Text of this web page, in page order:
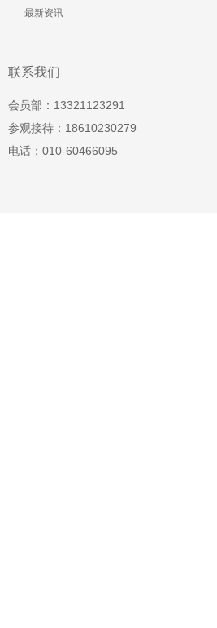
最新资讯
联系我们
会员部：13321123291
参观接待：18610230279
电话：010-60466095